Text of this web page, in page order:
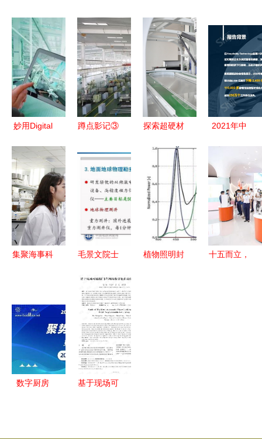
妙用Digital
合，驱动智
能制造升级
转型 技术
研究与实践
路径
蹲点影记③
为何这么
难？一
项“突破”就
需要十几年
探索超硬材
站式移动应
用平台引领
行业新潮流
2021年中
术发展研究
报告 以石
基信息为例
的软件解决
析
集聚海事科
能力——大
连海事大学
学习贯彻党
的二十大精
神，打造交
毛景文院士
找矿技术研
究新进展与
未来展望
植物照明封
十五而立，
数字厨房
基于现场可